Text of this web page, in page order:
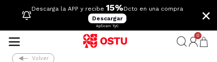
Descarga la APP y recibe 15%Dcto en una compra
Descargar
Aplican TyC
×
0
Volver